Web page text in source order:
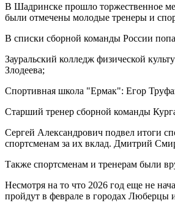
В Шадринске прошло торжественное
были отмечены молодые тренеры и
В списки сборной команды России
Зауральский колледж физической
Злодеева;
Спортивная школа "Ермак": Егор
Старший тренер сборной команды
Сергей Александрович подвел итоги
спортсменам за их вклад. Дмитрий
Также спортсменам и тренерам были
Несмотря на то что 2026 год еще не
пройдут в феврале в городах Люберцы